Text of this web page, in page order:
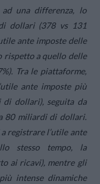
una differenza, lo
dollari (378 vs 131
ante imposte delle
rispetto a quello delle
Tra le piattaforme,
ante imposte più
dollari), seguita da
80 miliardi di dollari.
registrare l’utile ante
stesso tempo, la
ai ricavi), mentre gli
intense dinamiche